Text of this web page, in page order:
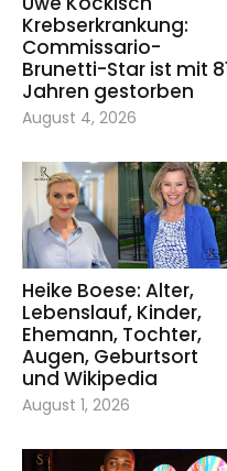
Krebserkrankung:
Commissario-
Brunetti-Star ist mit
Jahren gestorben
August 4, 2026
Heike Boese: Alter,
Lebenslauf, Kinder,
Ehemann, Tochter,
Augen, Geburtsort
und Wikipedia
August 1, 2026